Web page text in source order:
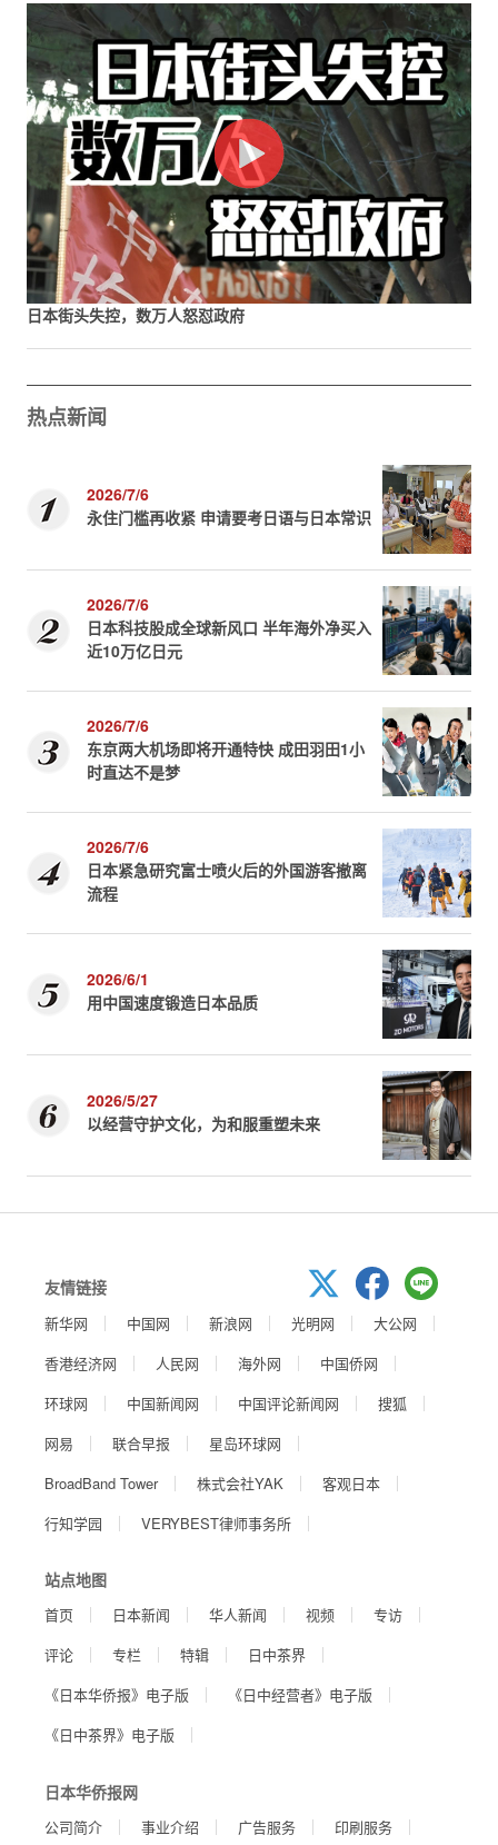
日本街头失控，数万人怒怼政府
热点新闻
2026/7/6
永住门槛再收紧 申请要考日语与日本常识
2026/7/6
日本科技股成全球新风口 半年海外净买入
近10万亿日元
2026/7/6
东京两大机场即将开通特快 成田羽田1小
时直达不是梦
2026/7/6
日本紧急研究富士喷火后的外国游客撤离
流程
2026/6/1
用中国速度锻造日本品质
2026/5/27
以经营守护文化，为和服重塑未来
友情链接
新华网 中国网 新浪网 光明网
大公网
香港经济网
人民网 海外网
中国侨网
环球网
中国新闻网 中国评论新闻网
搜狐
网易
联合早报
星岛环球网
BroadBand Tower
株式会社YAK
客观日本
行知学园
VERYBEST律师事务所
站点地图
首页 日本新闻 华人新闻 视频
专访
评论
专栏 特辑
日中茶界
《日本华侨报》电子版
《日中经营者》电子版
《日中茶界》电子版
日本华侨报网
公司简介 事业介绍 广告服务 印刷服务